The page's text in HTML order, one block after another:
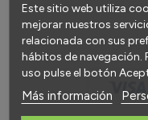
Este sitio web utiliza
mejorar nuestros
relacionada con sus
hábitos de navegación.
uso pulse el botón
Más información